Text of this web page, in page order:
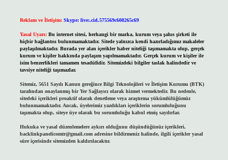
Reklam ve İletişim: Skype: live:.cid.575569c608265c69
Yasal Uyarı: Bu internet sitesi, herhangi bir marka, kurum veya şahıs şirketi ile
hiçbir bağlantısı bulunmamaktadır. Sitede yalnızca kendi hazırladığımız makaleler
paylaşılmaktadır. Burada yer alan içerikler haber niteliği taşımamakta olup, gerçek
kurum ve kişiler hakkında paylaşım yapılmamaktadır. Gerçek kurum ve kişiler ile
isim benzerlikleri tamamen tesadüfidir. Sitemizdeki bilgiler taslak halindedir ve
tavsiye niteliği taşımazlar.
Sitemiz, 5651 Sayılı Kanun gereğince Bilgi Teknolojileri ve İletişim Kurumu (BTK)
tarafından onaylanmış bir Yer Sağlayıcı olarak hizmet vermektedir. Bu nedenle,
sitedeki içerikleri proaktif olarak denetleme veya araştırma yükümlülüğümüz
bulunmamaktadır. Ancak, üyelerimiz yazdıkları içeriklerin sorumluluğunu
taşımakta olup, siteye üye olarak bu sorumluluğu kabul etmiş sayılırlar.
Hukuka ve yasal düzenlemelere aykırı olduğunu düşündüğünüz içerikleri,
backlinkpanelicomtr@gmail.comadresine bildirmeniz halinde, ilgili içerikler yasal
süre içerisinde sitemizden kaldırılacaktır.